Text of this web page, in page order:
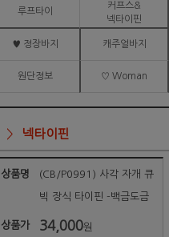
루프타이
커프스&
넥타이핀
♥ 정장바지 캐주얼바지
원단정보 ♡ Woman
넥타이핀
상품명 (CB/P0991) 사각 자개 큐
빅 장식 타이핀 -백금도금
상품가 34,000원